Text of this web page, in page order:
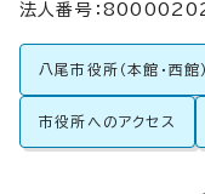
法人番号：
八尾市役所（本館・西館
市役所へのアクセス